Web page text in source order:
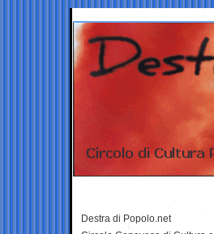
Destra di Popolo.net